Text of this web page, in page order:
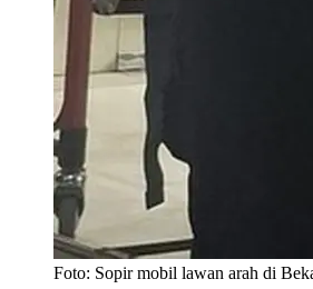
Foto: Sopir mobil lawan arah di